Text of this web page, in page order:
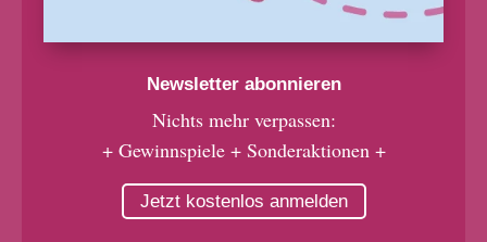
Newsletter abonnieren
Nichts mehr verpassen:
+ Gewinnspiele + Sonderaktionen +
Jetzt kostenlos anmelden